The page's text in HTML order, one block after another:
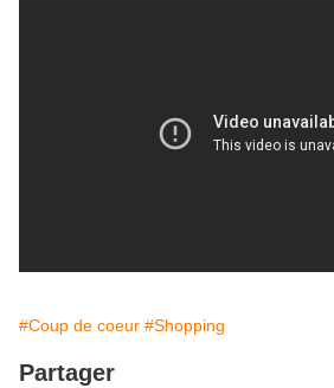
#Coup de coeur #Shopping
Partager